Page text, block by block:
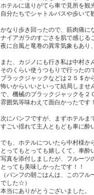
ホテルに送りがてら車で見所を観
自分たちでシャトルバスや歩いて
かなり歩き回ったので、筋肉痛に
ナイアガラのすごさを肌で感じる
夜に台風と竜巻の異常気象もあり
また、カジノにも行き私は中村さ
そのくらい使うつもりで行ったの
ブラックジャックなどは２５＄か
怖いからいいといって結局しませ
で、機械のブラックジャックを２
雰囲気等味わえて面白かったです
次にバンフですが、まずホテルま
すごい揺れて主人ともども車に酔
でも、ホテルについたら中村様か
とってもとっても嬉しくて、車酔
写真を添付しましたが、フルーツ
とっても美味しかったです！！
（バンフの朝ごはんは、このフ
でした☆）
本当にありがとうございました。